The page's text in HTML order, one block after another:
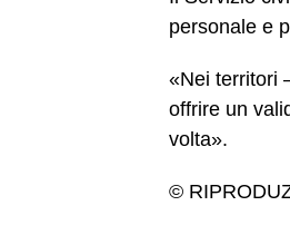
personale e
«Nei territori
offrire un
volta».
©